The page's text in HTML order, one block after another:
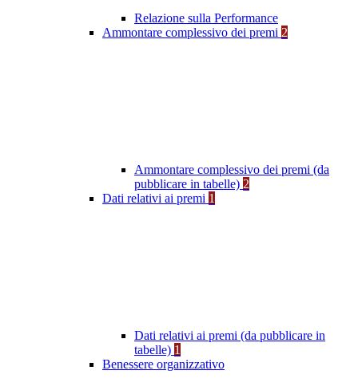
Relazione sulla Performance
Ammontare complessivo dei premi 2
Ammontare complessivo dei premi (da
pubblicare in tabelle) 2
Dati relativi ai premi 1
Dati relativi ai premi (da pubblicare in
tabelle) 1
Benessere organizzativo